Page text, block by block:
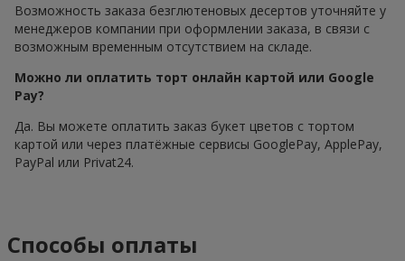
Возможность заказа безглютеновых десертов уточняйте у
менеджеров компании при оформлении заказа, в связи с
возможным временным отсутствием на складе.
Можно ли оплатить торт онлайн картой или Google
Pay?
Да. Вы можете оплатить заказ букет цветов с тортом
картой или через платёжные сервисы GooglePay, ApplePay,
PayPal или Privat24.
Способы оплаты